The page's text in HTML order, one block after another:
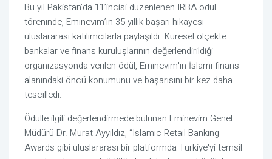
Bu yıl Pakistan’da 11’incisi düzenlenen IRBA ödül
töreninde, Eminevim’in 35 yıllık başarı hikayesi
uluslararası katılımcılarla paylaşıldı. Küresel ölçekte
bankalar ve finans kuruluşlarının değerlendirildiği
organizasyonda verilen ödül, Eminevim'in İslami finans
alanındaki öncü konumunu ve başarısını bir kez daha
tescilledi.
Ödülle ilgili değerlendirmede bulunan Eminevim Genel
Müdürü Dr. Murat Ayyıldız, “Islamic Retail Banking
Awards gibi uluslararası bir platformda Türkiye'yi temsil